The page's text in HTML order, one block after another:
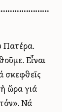
Πατέρα.
Εἶναι
σκεφθεῖς
ὥρα γιά
Νά